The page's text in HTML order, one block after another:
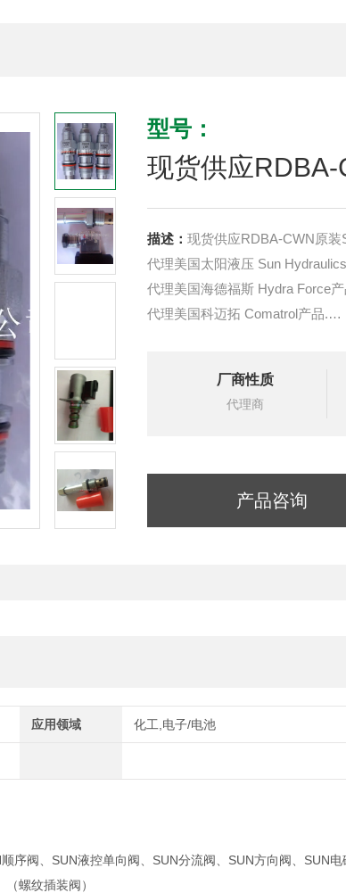
型号：
现货供应
描述： 现货供应RDBA-CWN原装
代理美国太阳液压 Sun
代理美国海德福斯 Hydra Force产
代理美国科迈拓 Comatrol产品.
液压油缸，经销力士乐、派克、
厂商性质
代理商
产品咨询
应用领域 化工,电子/电池
序阀、SUN液控单向阀、SUN分流阀、SUN方向阀、SUN电
螺纹插装阀）